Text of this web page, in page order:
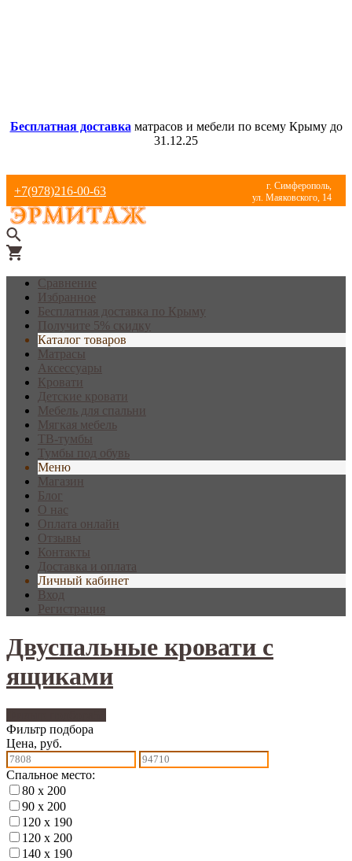
Бесплатная доставка матрасов и мебели по всему Крыму до
31.12.25
+7(978)216-00-63
г. Симферополь,
ул. Маяковского, 14
Сравнение
Избранное
Бесплатная доставка по Крыму
Получите 5% скидку
Каталог товаров
Матрасы
Аксессуары
Кровати
Детские кровати
Мебель для спальни
Мягкая мебель
ТВ-тумбы
Тумбы под обувь
Меню
Магазин
Блог
О нас
Оплата онлайн
Отзывы
Контакты
Доставка и оплата
Личный кабинет
Вход
Регистрация
Двуспальные кровати с
ящиками
Фильтр подбора
Цена, руб.
Спальное место:
80 х 200
90 х 200
120 х 190
120 х 200
140 х 190